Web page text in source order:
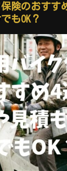
険のおすす
もOK？